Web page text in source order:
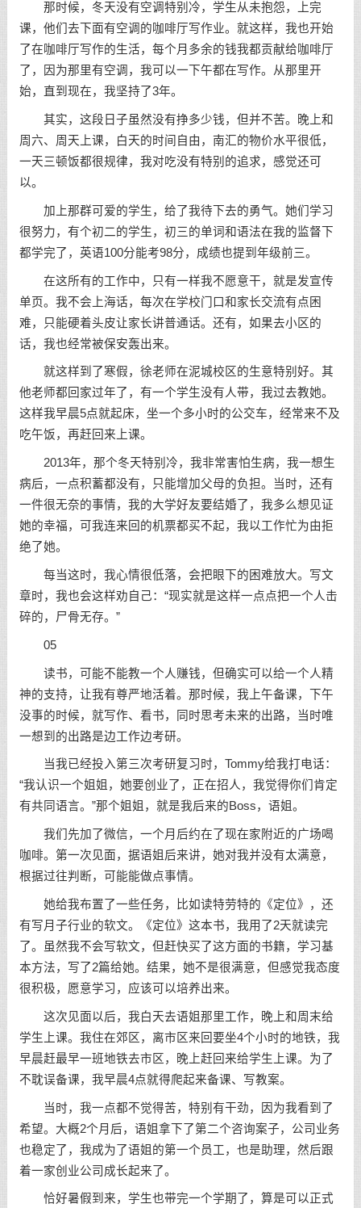
那时候，冬天没有空调特别冷，学生从未抱怨，上完
课，他们去下面有空调的咖啡厅写作业。就这样，我也开始
了在咖啡厅写作的生活，每个月多余的钱我都贡献给咖啡厅
了，因为那里有空调，我可以一下午都在写作。从那里开
始，直到现在，我坚持 了3年。
其实，这段日子虽然没有挣多少钱，但并不苦。晚上和
周六、周天上课，白天的时间自由，南汇的物价水平很低，
一天三顿饭都很规律，我对吃没有特别的追求，感觉还可
以。
加上那群可爱的学生，给了我待下去的勇气。她们 学习
很努力，有个初二的学生，初三的单词和语法在我的监督下
都学完了，英语100分能考98分，成绩也提到年级前三。
在这所有的工作中，只有一样我不愿意干，就是发宣传
单页。我不会上海话，每次在学校门口和家长交流有点困
难，只能硬着头皮让家长讲普通话。还有，如果去小区的
话，我也经常被保安轰出来。
就这样到了寒假，徐老师在泥城校区的生意特别好。其
他老师都回家过年了，有一个学生没有人带，我过去教她。
这样我早晨5点就起床，坐一个多小时的公交车，经常来不及
吃午饭，再赶回来上课。
2013年，那个冬天特别冷，我非常害怕生病，我一想生
病后，一点积蓄都没有，只能增加父母的负担。当时，还有
一件很无奈的事情，我的大学好友要结婚了，我多么想见证
她的幸福，可我连来回的机票都买不起，我以工作忙为由拒
绝了她。
每当这时，我心情很低落，会把眼下的困难放大。写文
章时，我也会这样劝自己：“现实就是这样一点点把一个人击
碎的，尸骨无存。”
05
读书，可能不能教一个人赚钱，但确实可以给一个人精
神的支持，让我有尊严地活着。那时候，我上午备课，下午
没事的时候，就写作、看书，同时思考未来的出路，当时唯
一想到的出路是边工作边考研。
当我已经投入第三次考研复习时，Tommy给我打电话：
“我认识一个姐姐，她要创业了，正在招人，我觉得你们肯定
有共同语言。”那个姐姐，就是我后来的Boss，语姐。
我们先加了微信，一个月后约在了现在家附近的广场喝
咖啡。第一次见面，据语姐后来讲，她对我并没有太满意，
根据过往判断，可能能做点事情。
她给我布置了一些任务，比如读特劳特的《定位》，还
有写月子行业的软文。《定位》这本书，我用了2天就读完
了。虽然我不会写软文，但赶快买了这方面的书籍，学习基
本方法，写了2篇给她。结果，她不是很满意，但感觉我态度
很积极，愿意学习，应该可以培养出来。
这次见面以后，我白天去语姐那里工作，晚上和周末给
学生上课。我住在郊区，离市区来回要坐4个小时的地铁，我
早晨赶最早一班地铁去市区，晚上赶回来给学生上课。为了
不耽误备课，我早晨4点就得爬起来备课、写教案。
当时，我一点都不觉得苦，特别有干劲，因为我看到了
希望。大概2个月后，语姐拿下了第二个咨询案子，公司业务
也稳定了，我成为了语姐的第一个员工，也是助理，然后跟
着一家创业公司成长起来了。
恰好暑假到来，学生也带完一个学期了，算是可以正式